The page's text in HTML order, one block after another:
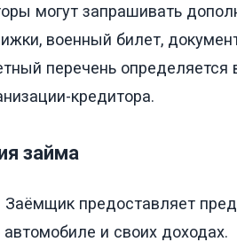
могут запрашивать
военный билет,
перечень определяется
кредитора.
займа
Заёмщик предоставляет
и своих доходах.